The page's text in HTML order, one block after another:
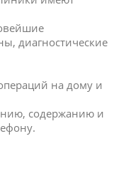
диагностические
на дому и
содержанию и